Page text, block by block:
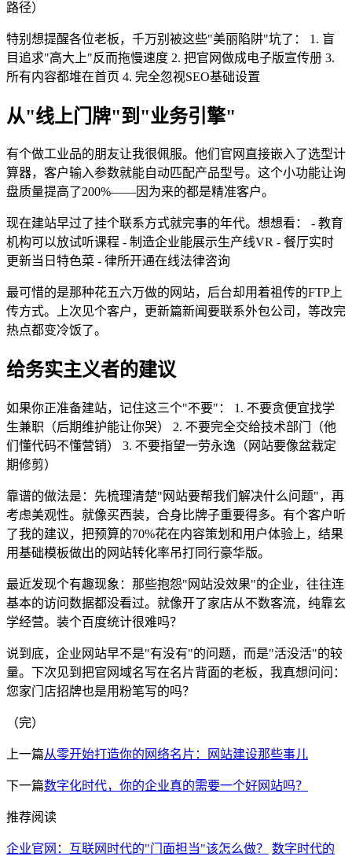
路径）
特别想提醒各位老板，千万别被这些"美丽陷阱"坑了： 1. 盲
目追求"高大上"反而拖慢速度 2. 把官网做成电子版宣传册 3.
所有内容都堆在首页 4. 完全忽视SEO基础设置
从"线上门牌"到"业务引擎"
有个做工业品的朋友让我很佩服。他们官网直接嵌入了选型计
算器，客户输入参数就能自动匹配产品型号。这个小功能让询
盘质量提高了200%——因为来的都是精准客户。
现在建站早过了挂个联系方式就完事的年代。想想看： - 教育
机构可以放试听课程 - 制造企业能展示生产线VR - 餐厅实时
更新当日特色菜 - 律所开通在线法律咨询
最可惜的是那种花五六万做的网站，后台却用着祖传的FTP上
传方式。上次见个客户，更新篇新闻要联系外包公司，等改完
热点都变冷饭了。
给务实主义者的建议
如果你正准备建站，记住这三个"不要"： 1. 不要贪便宜找学
生兼职（后期维护能让你哭） 2. 不要完全交给技术部门（他
们懂代码不懂营销） 3. 不要指望一劳永逸（网站要像盆栽定
期修剪）
靠谱的做法是：先梳理清楚"网站要帮我们解决什么问题"，再
考虑美观性。就像买西装，合身比牌子重要得多。有个客户听
了我的建议，把预算的70%花在内容策划和用户体验上，结果
用基础模板做出的网站转化率吊打同行豪华版。
最近发现个有趣现象：那些抱怨"网站没效果"的企业，往往连
基本的访问数据都没看过。就像开了家店从不数客流，纯靠玄
学经营。装个百度统计很难吗？
说到底，企业网站早不是"有没有"的问题，而是"活没活"的较
量。下次见到把官网域名写在名片背面的老板，我真想问问：
您家门店招牌也是用粉笔写的吗？
（完）
上一篇从零开始打造你的网络名片：网站建设那些事儿
下一篇数字化时代，你的企业真的需要一个好网站吗？
推荐阅读
企业官网：互联网时代的"门面担当"该怎么做？
数字时代的